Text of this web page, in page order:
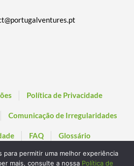
Política de Privacidade
Comunicação de Irregularidades
FAQ Glossário
para permitir uma melhor experiência
mais, consulte a nossa Política de